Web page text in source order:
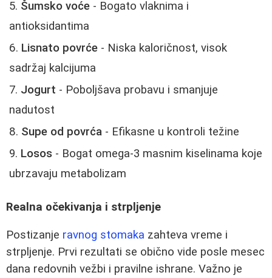
Šumsko voće - Bogato vlaknima i
antioksidantima
Lisnato povrće - Niska kaloričnost, visok
sadržaj kalcijuma
Jogurt - Poboljšava probavu i smanjuje
nadutost
Supe od povrća - Efikasne u kontroli težine
Losos - Bogat omega-3 masnim kiselinama koje
ubrzavaju metabolizam
Realna očekivanja i strpljenje
Postizanje ravnog stomaka zahteva vreme i
strpljenje. Prvi rezultati se obično vide posle mesec
dana redovnih vežbi i pravilne ishrane. Važno je